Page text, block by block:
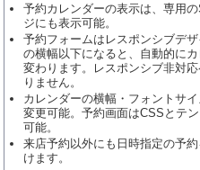
予約カレンダーの表示は、専用
ジにも表示可能。
予約フォームはレスポンシブデ
の横幅以下になると、自動的に
変わります。レスポンシブ非対
りません。
カレンダーの横幅・フォントサ
変更可能。予約画面はCSSとテ
可能。
来店予約以外にも日時指定の予
けます。